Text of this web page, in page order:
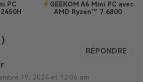
PC
GEEKOM A6 Mini PC avec
AMD Ryzen™ 7 6800
19, 2024 et 12:06 am
RÉPONDRE